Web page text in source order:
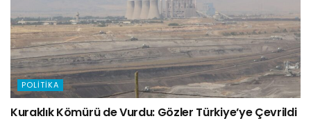
POLITIKA
Kuraklık Kömürü de Vurdu: Gözler Türkiye’ye Çevrildi